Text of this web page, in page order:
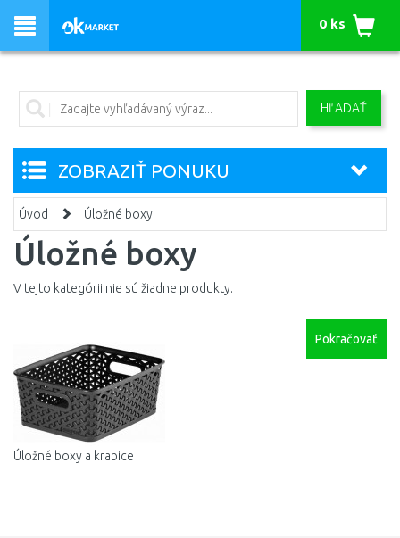
HĽADAŤ
0 ks
ZOBRAZIŤ PONUKU
Úvod Úložné boxy
Úložné boxy
V tejto kategórii nie sú žiadne produkty.
Pokračovať
Úložné boxy a krabice